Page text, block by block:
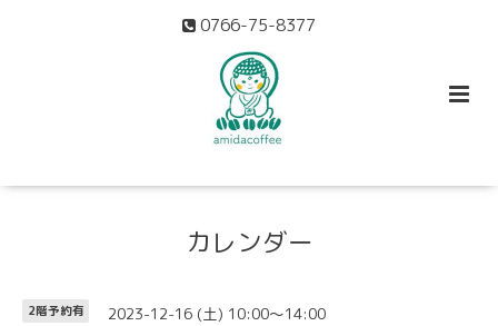
0766-75-8377
カレンダー
2階予約有 2023-12-16 (土) 10:00～14:00